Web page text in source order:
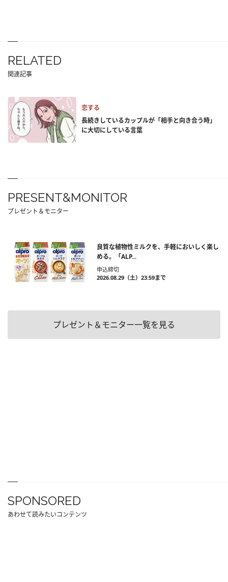
RELATED
関連記事
恋する
長続きしているカップルが「相手と向き合う時」
に大切にしている言葉
PRESENT&MONITOR
プレゼント＆モニター
良質な植物性ミルクを、手軽においしく楽し
める。「ALP...
申込締切
2026.08.29（土）23:59まで
プレゼント＆モニター一覧を見る
SPONSORED
あわせて読みたいコンテンツ